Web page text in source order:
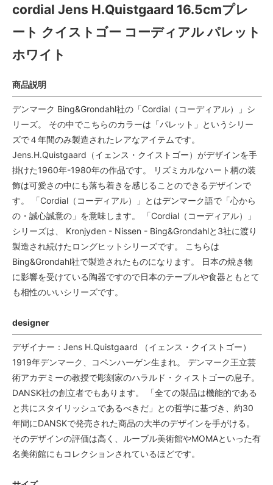
cordial Jens H.Quistgaard 16.5cmプレ
ート クイストゴー コーディアル パレット
ホワイト
商品説明
デンマーク Bing&Grondahl社の「Cordial（コーディアル）」シ
リーズ。 その中でこちらのカラーは「パレット」というシリー
ズで４年間のみ製造されたレアなアイテムです。
Jens.H.Quistgaard（イェンス・クイストゴー）がデザインを手
掛けた1960年-1980年の作品です。 リズミカルなハート柄の装
飾は可愛さの中にも落ち着きを感じることのできるデザインで
す。 「Cordial（コーディアル）」とはデンマーク語で「心から
の・誠心誠意の」を意味します。 「Cordial（コーディアル）」
シリーズは、 Kronjyden - Nissen - Bing&Grondahlと3社に渡り
製造され続けたロングヒットシリーズです。 こちらは
Bing&Grondahl社で製造されたものになります。 日本の焼き物
に影響を受けている陶器ですので日本のテーブルや食器ともとて
も相性のいいシリーズです。
designer
デザイナー：Jens H.Quistgaard （イェンス・クイストゴー）
1919年デンマーク、コペンハーゲン生まれ。 デンマーク王立芸
術アカデミーの教授で彫刻家のハラルド・クィストゴーの息子。
DANSK社の創立者でもあります。 「全ての製品は機能的である
と共にスタイリッシュであるべきだ」との哲学に基づき、約30
年間にDANSKで発売された商品の大半のデザインを手がける。
そのデザインの評価は高く、ルーブル美術館やMOMAといった有
名美術館にもコレクションされているほどです。